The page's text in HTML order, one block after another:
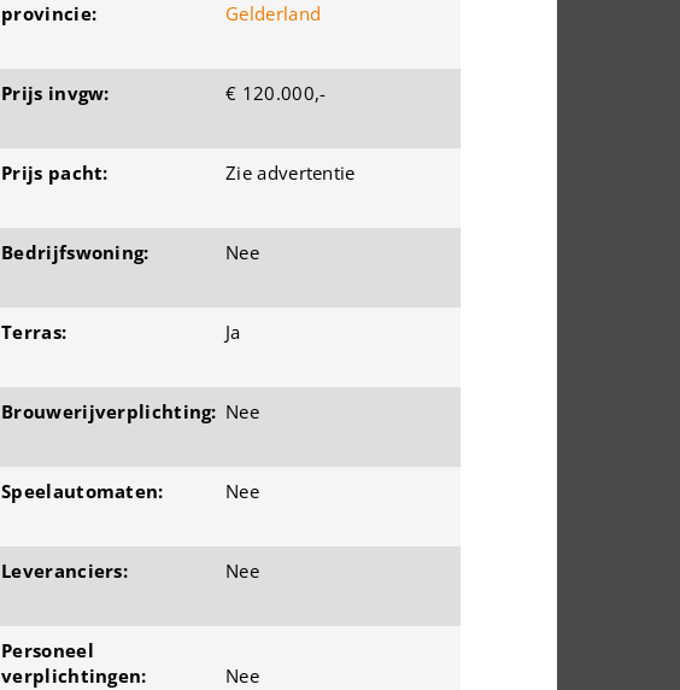
provincie: Gelderland
Prijs invgw: € 120.000,-
Prijs pacht: Zie advertentie
Bedrijfswoning: Nee
Terras: Ja
Brouwerijverplichting: Nee
Speelautomaten: Nee
Leveranciers: Nee
Personeel
verplichtingen:
Nee